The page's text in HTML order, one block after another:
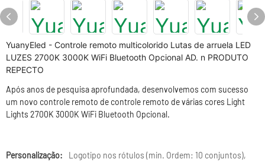
YuanyEled - Controle remoto multicolorido Lutas de arruela LED
LUZES 2700K 3000K WiFi Bluetooth Opcional AD. n PRODUTO
REPECTO
Após anos de pesquisa aprofundada, desenvolvemos com sucesso
um novo controle remoto de controle remoto de várias cores Light
Lights 2700K 3000K WiFi Bluetooth Opcional.
Personalização:
Logotipo nos rótulos (min. Ordem: 10 conjuntos),